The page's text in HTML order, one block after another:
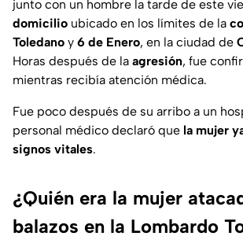
junto con un hombre la tarde de este
domicilio ubicado en los límites de la
Toledano y 6 de Enero, en la ciudad de
Horas después de la agresión, fue
mientras recibía atención médica.
Fue poco después de su arribo a un
personal médico declaró que la mujer
signos vitales.
¿Quién era la mujer
balazos en la Lombardo